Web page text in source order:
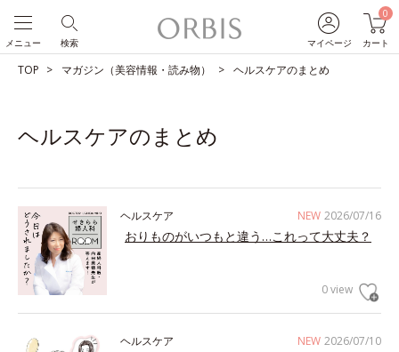
マイページ
0
カート
検索
メニュー
TOP マガジン（美容情報・読み物） ヘルスケアのまとめ
ヘルスケアのまとめ
NEW 2026/07/16
ヘルスケア
おりものがいつもと違う…これって大丈夫？
0 view
NEW 2026/07/10
ヘルスケア